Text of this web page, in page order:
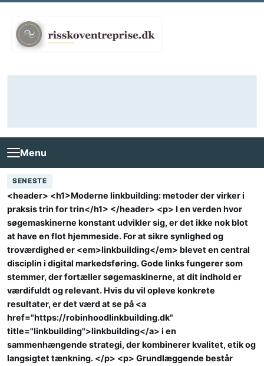
Menu
SENESTE
<header> <h1>Moderne linkbuilding: metoder der virker i
praksis trin for trin</h1> </header> <p> I en verden hvor
søgemaskinerne konstant udvikler sig, er det ikke nok blot
at have en flot hjemmeside. For at sikre synlighed og
troværdighed er <em>linkbuilding</em> blevet en central
disciplin i digital markedsføring. Gode links fungerer som
stemmer, der fortæller søgemaskinerne, at dit indhold er
værdifuldt og relevant. Hvis du vil opleve konkrete
resultater, er det værd at se på <a
href="https://robinhoodlinkbuilding.dk"
title="linkbuilding">linkbuilding</a> i en
sammenhængende strategi, der kombinerer kvalitet, etik og
langsigtet tænkning. </p> <p> Grundlæggende består